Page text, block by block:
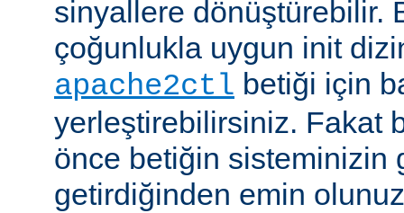
sinyallere dönüştürebilir.
çoğunlukla uygun init
apache2ctl betiği için
yerleştirebilirsiniz. Fakat
önce betiğin sisteminizin
getirdiğinden emin